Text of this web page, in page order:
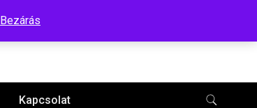
Bezárás
Kapcsolat